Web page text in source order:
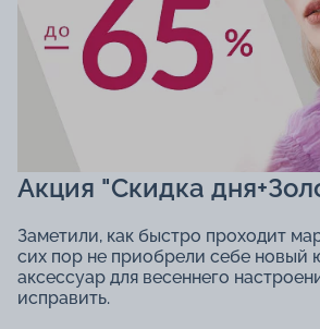
Акция "Скидка
Заметили, как быстро проходит
сих пор не приобрели себе новый
аксессуар для весеннего
исправить.